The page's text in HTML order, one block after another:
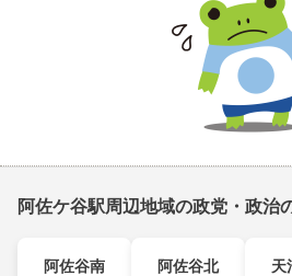
阿佐ケ谷駅周辺地域の政党・政治
阿佐谷南 阿佐谷北 天